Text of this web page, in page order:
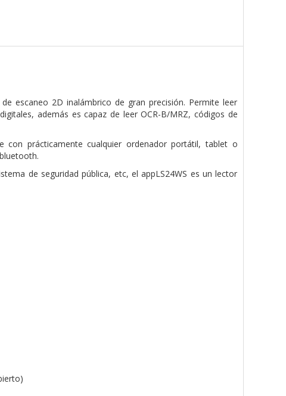
escaneo 2D inalámbrico de gran precisión. Permite leer
además escapaz de leer OCR-B/MRZ, códigos de
con prácticamentecualquier ordenador portátil, tablet o
de seguridad pública, etc, el appLS24WS es un lector